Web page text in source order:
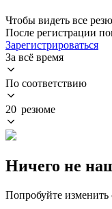
Чтобы видеть все
После регистрации
Зарегистрироваться
За всё время
По соответствию
20 резюме
Ничего не
Попробуйте